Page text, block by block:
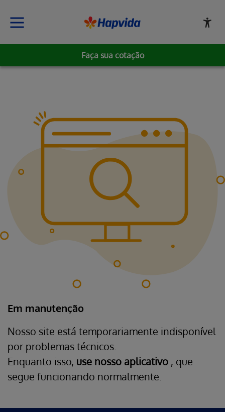
Faça sua cotação
Em manutenção
Nosso site está temporariamente indisponível
por problemas técnicos.
Enquanto isso, use nosso aplicativo , que
segue funcionando normalmente.